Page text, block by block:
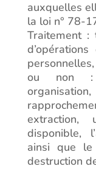
auxquelles
la loi n° 78-
Traitement :
ou non :
extraction,
disponible,
ainsi que le
destruction